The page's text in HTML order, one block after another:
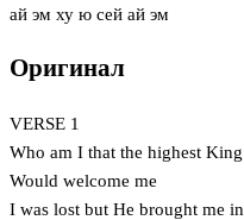
ай эм ху ю сей ай эм
Оригинал
VERSE 1
Who am I that the highest King
Would welcome me
I was lost but He brought me in